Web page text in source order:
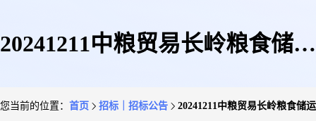
20241211中粮贸易长岭粮食储运
您当前的位置： 首页 招标｜招标公告 20241211中粮贸易长岭粮食储